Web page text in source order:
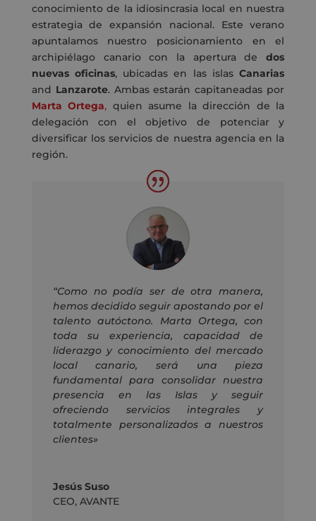
conocimiento de la idiosincrasia local en nuestra
estrategia de expansión nacional. Este verano
apuntalamos nuestro posicionamiento en el
archipiélago canario con la apertura dedos
nuevas oficinas, ubicadas en las islasCanarias
and Lanzarote. Ambas estarán capitaneadas por
Marta Ortega, quien asume la dirección de la
delegación con el objetivo de potenciar y
diversificar los servicios de nuestra agencia en la
región.
“Como no podía ser de otra manera,
hemos decidido seguir apostando por el
talento autóctono. Marta Ortega, con
toda su experiencia, capacidad de
liderazgo y conocimiento del mercado
local canario, será una pieza
fundamental para consolidar nuestra
presencia en las Islas y seguir
ofreciendo servicios integrales y
totalmente personalizados a nuestros
clientes»
Jesús Suso
CEO, AVANTE